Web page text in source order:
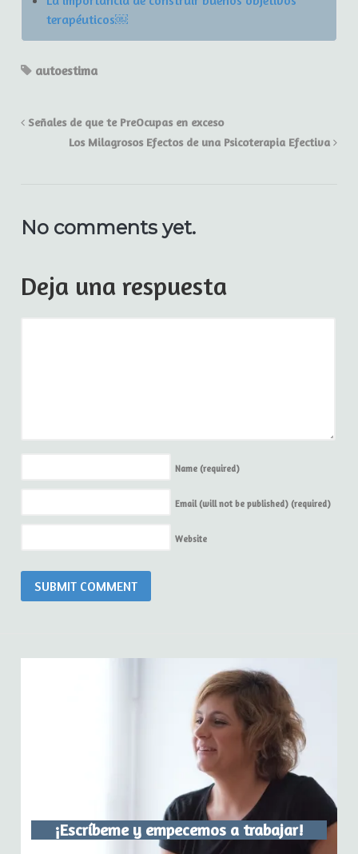
terapéuticos￼
autoestima
Señales de que te PreOcupas en exceso
Los Milagrosos Efectos de una Psicoterapia Efectiva
No comments yet.
Deja una respuesta
Name (required)
Email (will not be published) (required)
Website
¡Escríbeme y empecemos a trabajar!